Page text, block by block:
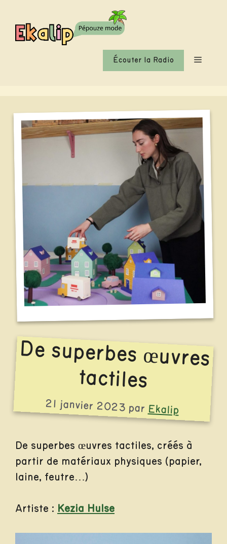
contenu
Écouter la Radio Menu
De superbes œuvres
tactiles
21 janvier 2023 par Ekalip
De superbes œuvres tactiles, créés à
partir de matériaux physiques (papier,
laine, feutre…)
Artiste : Kezia Hulse